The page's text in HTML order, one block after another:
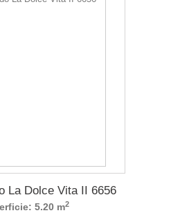
La Dolce Vita II 6656
5.20 m2